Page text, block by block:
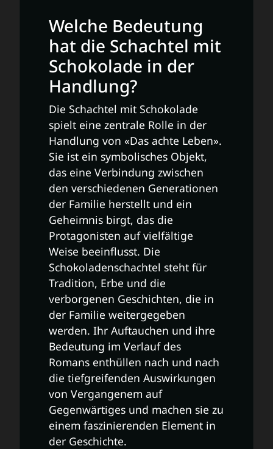
Welche Bedeutung
hat die Schachtel mit
Schokolade in der
Handlung?
Die Schachtel mit Schokolade
spielt eine zentrale Rolle in der
Handlung von «Das achte Leben».
Sie ist ein symbolisches Objekt,
das eine Verbindung zwischen
den verschiedenen Generationen
der Familie herstellt und ein
Geheimnis birgt, das die
Protagonisten auf vielfältige
Weise beeinflusst. Die
Schokoladenschachtel steht für
Tradition, Erbe und die
verborgenen Geschichten, die in
der Familie weitergegeben
werden. Ihr Auftauchen und ihre
Bedeutung im Verlauf des
Romans enthüllen nach und nach
die tiefgreifenden Auswirkungen
von Vergangenem auf
Gegenwärtiges und machen sie zu
einem faszinierenden Element in
der Geschichte.